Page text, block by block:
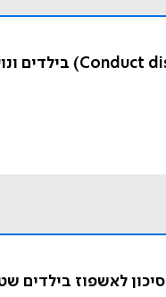
סיכון לאשפוז בילדים